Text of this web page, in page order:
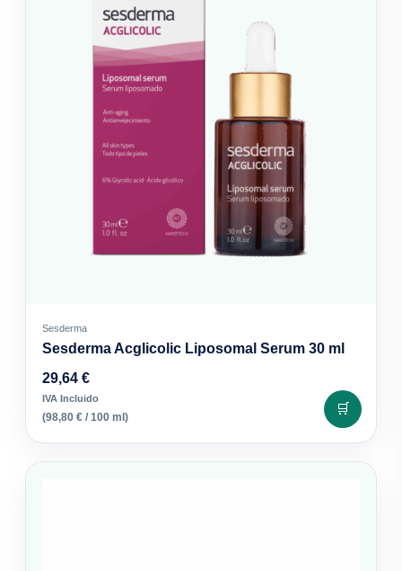
Sesderma
Sesderma Acglicolic Liposomal Serum 30 ml
29,64 €
IVA Incluido
(98,80 € / 100 ml)
🛒